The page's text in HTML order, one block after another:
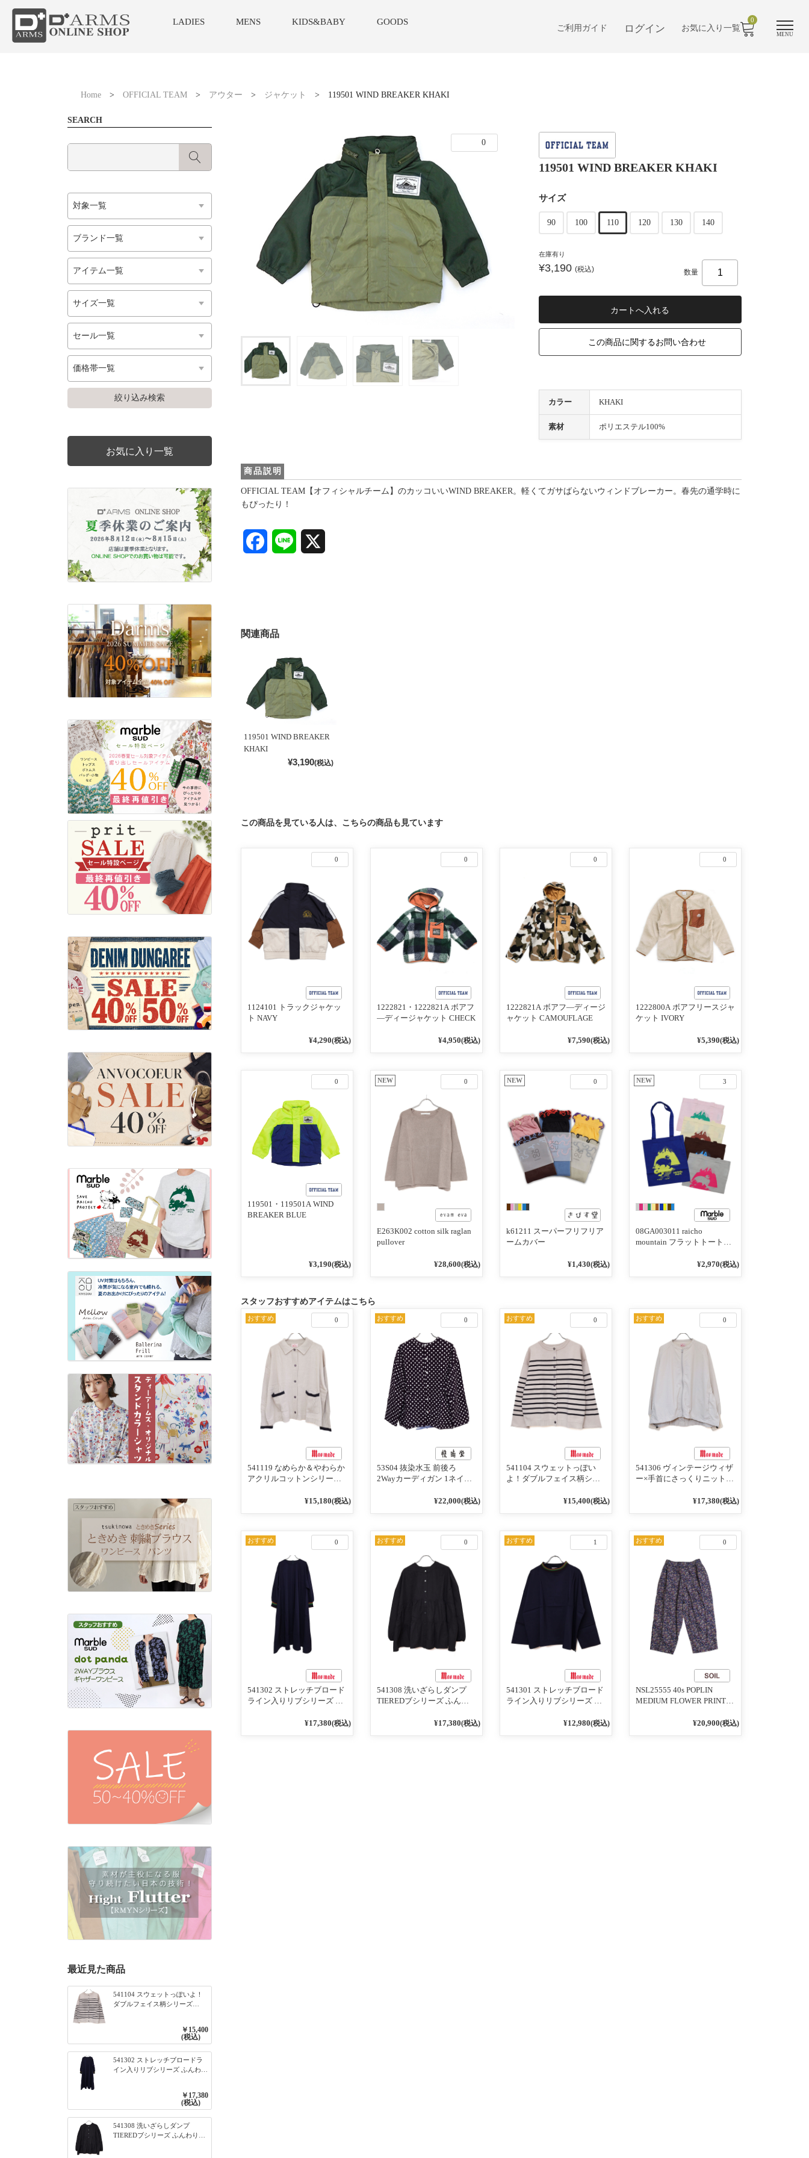
LADIES MENS KIDS&BABY GOODS
MENU
ご利用ガイド ログイン お気に入り一覧
0
Home> OFFICIAL TEAM> アウター > ジャケット > 119501 WIND BREAKER KHAKI
0
119501 WIND BREAKER KHAKI
サイズ
90 100 110 120 130 140
在庫有り
¥3,190 (税込) 数量
この商品に関するお問い合わせ
カラー KHAKI
素材 ポリエステル100%
商品説明
OFFICIAL TEAM【オフィシャルチーム】のカッコいいWIND BREAKER。軽くてガサばらないウィンドブレーカー。春先の通学時に
もぴったり！
FacebookLine
関連商品
119501 WIND BREAKER
KHAKI
¥3,190(税込)
この商品を見ている人は、こちらの商品も見ています
0
1124101 トラックジャケッ
ト NAVY
¥4,290(税込)
0
1222821・1222821A ボアフ
―ディージャケット CHECK
¥4,950(税込)
0
1222821A ボアフ―ディージ
ャケット CAMOUFLAGE
¥7,590(税込)
0
1222800A ボアフリースジャ
ケット IVORY
¥5,390(税込)
0
119501・119501A WIND
BREAKER BLUE
¥3,190(税込)
0
NEW
E263K002 cotton silk raglan
pullover
¥28,600(税込)
0
NEW
k61211 スーパーフリフリア
ームカバー
¥1,430(税込)
3
NEW
08GA003011 raicho
mountain フラットトートバ
¥2,970(税込)
スタッフおすすめアイテムはこちら
0
おすすめ
541119 なめらか＆やわらか
アクリルコットンシリーズ
ロカーディガン 10ベージュ
¥15,180(税込)
0
おすすめ
53S04 抜染水玉 前後ろ
2Wayカーディガン 1ネイビ
¥22,000(税込)
0
おすすめ
541104 スウェットっぽい
よ！ダブルフェイス柄シリ
めて 2WAY プルオーバー
¥15,400(税込)
0
おすすめ
541306 ヴィンテージウィザ
ー×手首にさっくりニット付
ンドカラージャケット 02オ
¥17,380(税込)
0
おすすめ
541302 ストレッチブロード
ライン入りリブシリーズ ふ
入りリブワンピース 79ネイ
¥17,380(税込)
0
おすすめ
541308 洗いざらしダンプ
TIEREDブシリーズ ふんわ
99ブラック/クロ¥17,380(税込)
1
おすすめ
541301 ストレッチブロード
ライン入りリブシリーズ ロ
ライン入りリブプルオーバ
¥12,980(税込)
0
おすすめ
NSL25555 40s POPLIN
MEDIUM FLOWER PRINT
3800NAVY BASE¥20,900(税込)
SEARCH
お気に入り一覧
最近見た商品
541104 スウェットっぽいよ！
ダブルフェイス柄シリーズ
ージュ×ネイビー／レッド￥15,400
(税込)
541302 ストレッチブロードラ
イン入りリブシリーズ ふんわり
￥17,380
(税込)
541308 洗いざらしダンプ
TIEREDブシリーズ ふんわりテ